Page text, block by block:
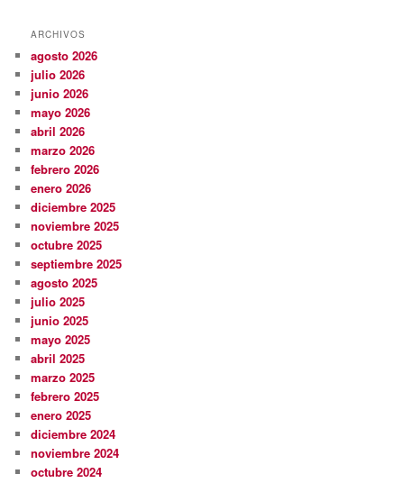
ARCHIVOS
agosto 2026
julio 2026
junio 2026
mayo 2026
abril 2026
marzo 2026
febrero 2026
enero 2026
diciembre 2025
noviembre 2025
octubre 2025
septiembre 2025
agosto 2025
julio 2025
junio 2025
mayo 2025
abril 2025
marzo 2025
febrero 2025
enero 2025
diciembre 2024
noviembre 2024
octubre 2024